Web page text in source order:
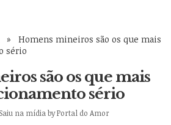
» Homens mineiros são os que mais
sério
são os que mais
sério
Saiu na mídia byPortal do Amor